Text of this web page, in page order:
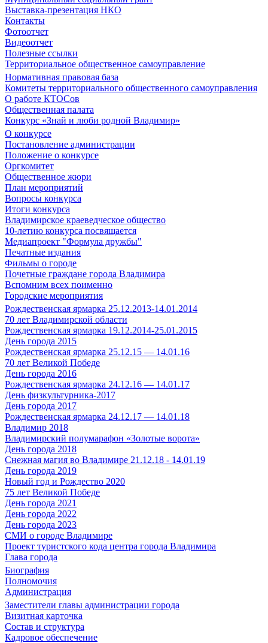
Выставка-презентация НКО
Контакты
Фотоотчет
Видеоотчет
Полезные ссылки
Территориальное общественное самоуправление
Нормативная правовая база
Комитеты территориального общественного самоуправления
О работе КТОСов
Общественная палата
Конкурс «Знай и люби родной Владимир»
О конкурсе
Постановление администрации
Положение о конкурсе
Оргкомитет
Общественное жюри
План мероприятий
Вопросы конкурса
Итоги конкурса
Владимирское краеведческое общество
10-летию конкурса посвящается
Медиапроект "Формула дружбы"
Печатные издания
Фильмы о городе
Почетные граждане города Владимира
Вспомним всех поименно
Городские мероприятия
Рождественская ярмарка 25.12.2013-14.01.2014
70 лет Владимирской области
Рождественская ярмарка 19.12.2014-25.01.2015
День города 2015
Рождественская ярмарка 25.12.15 — 14.01.16
70 лет Великой Победе
День города 2016
Рождественская ярмарка 24.12.16 — 14.01.17
День физкультурника-2017
День города 2017
Рождественская ярмарка 24.12.17 — 14.01.18
Владимир 2018
Владимирский полумарафон «Золотые ворота»
День города 2018
Снежная магия во Владимире 21.12.18 - 14.01.19
День города 2019
Новый год и Рождество 2020
75 лет Великой Победе
День города 2021
День города 2022
День города 2023
СМИ о городе Владимире
Проект туристского кода центра города Владимира
Глава города
Биография
Полномочия
Администрация
Заместители главы администрации города
Визитная карточка
Состав и структура
Кадровое обеспечение